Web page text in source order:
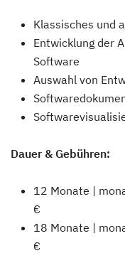
Klassisches und
Entwicklung der
Software
Auswahl von
Dauer & Gebühren:
12 Monate |
€
18 Monate |
€